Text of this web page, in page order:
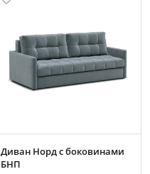
Диван Норд с боковинами
БНП